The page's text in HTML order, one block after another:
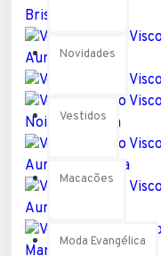
Novidades
Vestidos
Macacões
Moda Evangélica